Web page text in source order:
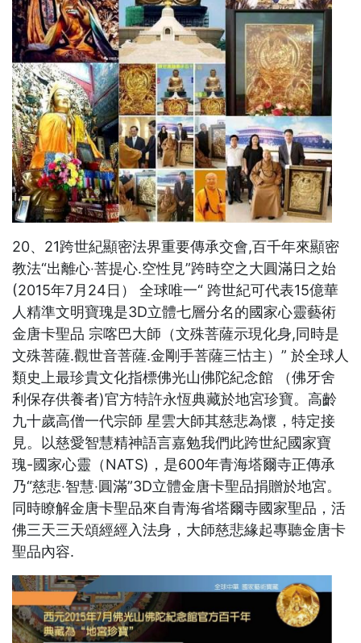
20、21跨世紀顯密法界重要傳承交會,百千年來顯密
教法“出離心‧菩提心.空性見”跨時空之大圓滿日之始
(2015年7月24日） 全球唯一“ 跨世紀可代表15億華
人精準文明寶瑰是3D立體七層分名的國家心靈藝術
金唐卡聖品 宗喀巴大師（文殊菩薩示現化身,同時是
文殊菩薩.觀世音菩薩.金剛手菩薩三怙主）” 於全球人
類史上最珍貴文化指標佛光山佛陀紀念館 （佛牙舍
利保存供養者)官方特許永恆典藏於地宮珍寶。高齡
九十歲高僧一代宗師 星雲大師其慈悲為懷，特定接
見。以慈愛智慧精神語言嘉勉我們此跨世紀國家寶
瑰-國家心靈（NATS)，是600年青海塔爾寺正傳承
乃“慈悲‧智慧‧圓滿”3D立體金唐卡聖品捐贈於地宮。
同時瞭解金唐卡聖品來自青海省塔爾寺國家聖品，活
佛三天三天頌經經入法身，大師慈悲緣起專聽金唐卡
聖品內容.